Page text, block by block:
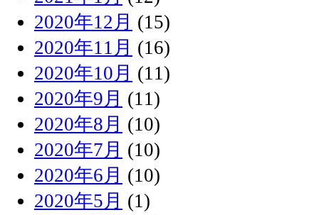
2020年12月 (15)
2020年11月 (16)
2020年10月 (11)
2020年9月 (11)
2020年8月 (10)
2020年7月 (10)
2020年6月 (10)
2020年5月 (1)